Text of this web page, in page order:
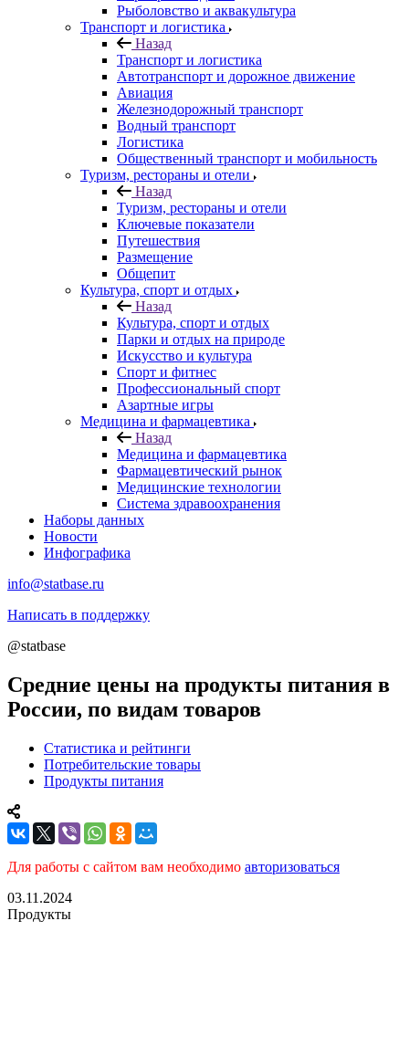
Рыболовство и аквакультура
Транспорт и логистика
Назад
Транспорт и логистика
Автотранспорт и дорожное движение
Авиация
Железнодорожный транспорт
Водный транспорт
Логистика
Общественный транспорт и мобильность
Туризм, рестораны и отели
Назад
Туризм, рестораны и отели
Ключевые показатели
Путешествия
Размещение
Общепит
Культура, спорт и отдых
Назад
Культура, спорт и отдых
Парки и отдых на природе
Искусство и культура
Спорт и фитнес
Профессиональный спорт
Азартные игры
Медицина и фармацевтика
Назад
Медицина и фармацевтика
Фармацевтический рынок
Медицинские технологии
Система здравоохранения
Наборы данных
Новости
Инфографика
info@statbase.ru
Написать в поддержку
@statbase
Средние цены на продукты питания в
России, по видам товаров
Статистика и рейтинги
Потребительские товары
Продукты питания
Для работы с сайтом вам необходимо авторизоваться
03.11.2024
Продукты